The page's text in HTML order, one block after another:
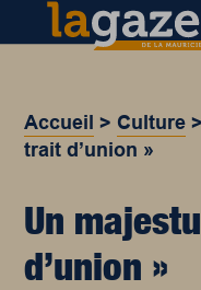
Accueil > Culture >
trait d’union »
Un
d’union »